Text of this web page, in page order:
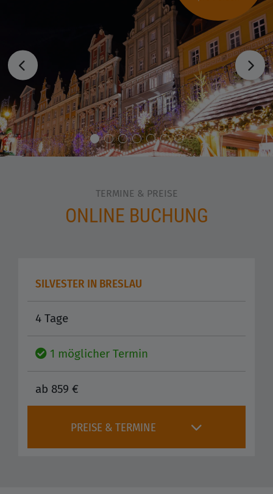
TERMINE & PREISE
ONLINE BUCHUNG
SILVESTER IN BRESLAU
4 Tage
1 möglicher Termin
ab 859 €
PREISE & TERMINE